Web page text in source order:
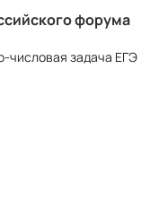
форума
числовая задача ЕГЭ